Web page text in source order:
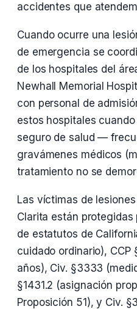
accidentes que
Cuando ocurre una
de emergencia se
de los hospitales del
Newhall Memorial
con personal de
estos hospitales
seguro de salud —
gravámenes médicos
tratamiento no se
Las víctimas de
Clarita están protegidas
de estatutos de
cuidado ordinario), CCP
años), Civ. §3333
§1431.2 (asignación
Proposición 51), y Civ.